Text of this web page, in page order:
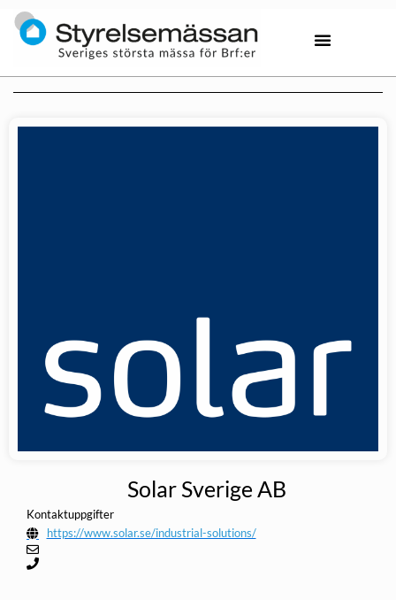
Solar Sverige AB
Kontaktuppgifter
https://www.solar.se/industrial-solutions/